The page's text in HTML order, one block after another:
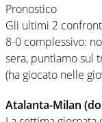
Pronostico
Gli ultimi 2
8-0 complessivo:
sera, puntiamo sul
(ha giocato nelle
Atalanta-Milan